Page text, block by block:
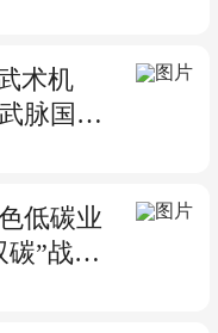
术机
脉国际
低碳业
”战略